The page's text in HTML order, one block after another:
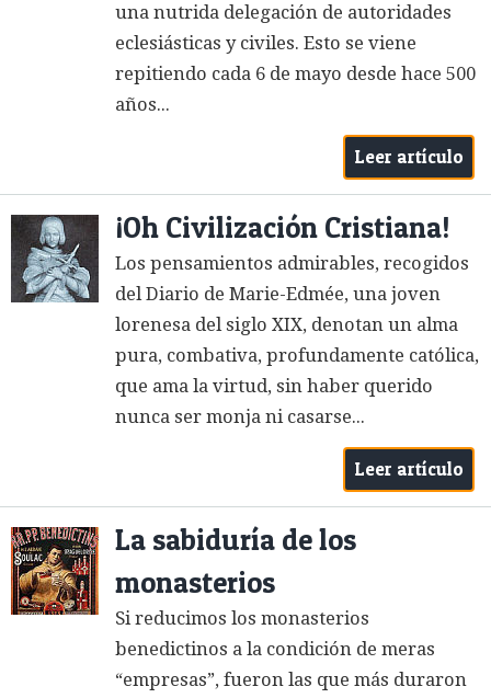
una nutrida delegación de autoridades
eclesiásticas y civiles. Esto se viene
repitiendo cada 6 de mayo desde hace 500
años...
Leer artículo
¡Oh Civilización Cristiana!
Los pensamientos admirables, recogidos
del Diario de Marie-Edmée, una joven
lorenesa del siglo XIX, denotan un alma
pura, combativa, profundamente católica,
que ama la virtud, sin haber querido
nunca ser monja ni casarse...
Leer artículo
La sabiduría de los
monasterios
Si reducimos los monasterios
benedictinos a la condición de meras
“empresas”, fueron las que más duraron